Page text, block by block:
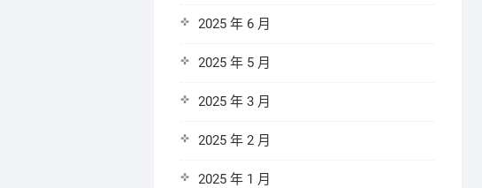
2025 年 6 月
2025 年 5 月
2025 年 3 月
2025 年 2 月
2025 年 1 月